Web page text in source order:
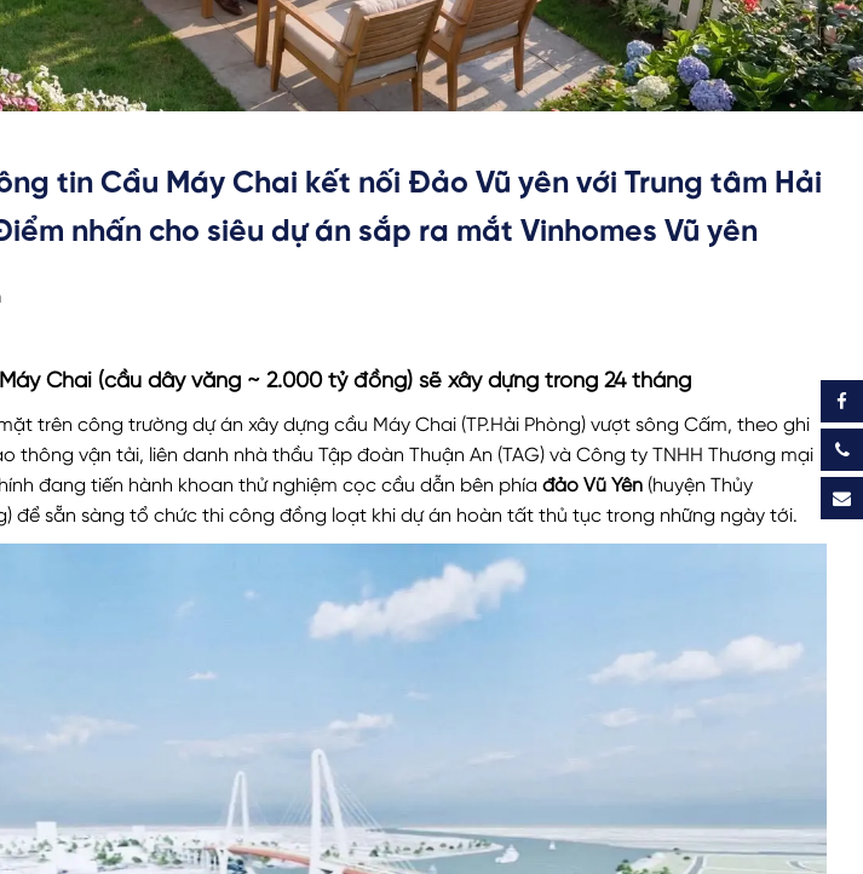
tin Cầu Máy Chai kết nối Đảo Vũ yên với Trung tâm Hải
nhấn cho siêu dự án sắp ra mắt Vinhomes Vũ yên
Chai(cầu dây văng ~ 2.000 tỷ đồng) sẽ xây dựng trong 24 tháng
trên công trường dự án xây dựng cầu Máy Chai (TP.Hải Phòng) vượt sông Cấm, theo ghi
thông vận tải, liên danh nhà thầu Tập đoàn Thuận An (TAG) và Công ty TNHH Thương mại
đang tiến hành khoan thử nghiệm cọc cầu dẫn bên phía đảo Vũ Yên (huyện Thủy
để sẵn sàng tổ chức thi công đồng loạt khi dự án hoàn tất thủ tục trong những ngày tới.